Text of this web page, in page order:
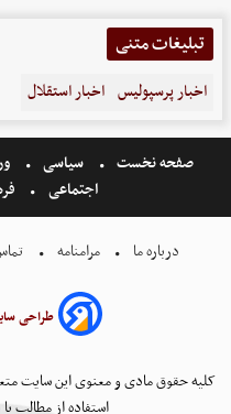
تبلیغات متنی
اخبار پرسپولیس اخبار استقلال
صفحه نخست سیاسی
اجتماعی
درباره ما مرامنامه
طراحی
کلیه حقوق مادی و معنوی این سایت
استفاده از مطالب